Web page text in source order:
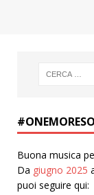
Buona musica
Da giugno 2025
puoi seguire qui: